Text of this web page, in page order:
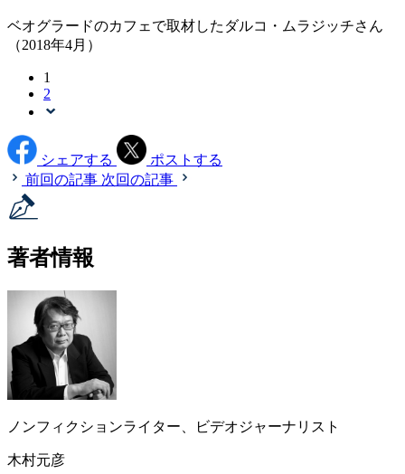
ベオグラードのカフェで取材したダルコ・ムラジッチさん
（2018年4月）
1
2
シェアする
ポストする
前回の記事 次回の記事
著者情報
ノンフィクションライター、ビデオジャーナリスト
木村元彦